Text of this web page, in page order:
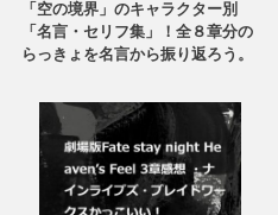
「空の境界」のキャラクター別
「名言・セリフ集」！全８章分の
らっきょを名言から振り返ろう。